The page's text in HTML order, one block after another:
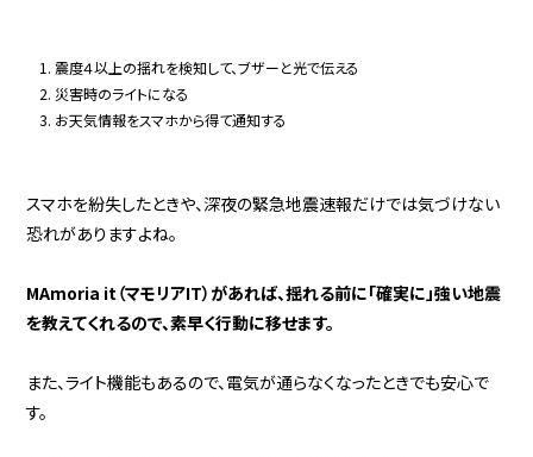
震度４以上の揺れを検知して、ブザーと光で伝える
災害時のライトになる
お天気情報をスマホから得て通知する
スマホを紛失したときや、深夜の緊急地震速報だけでは気づけない
恐れがありますよね。
MAmoria it（マモリアIT）があれば、揺れる前に「確実に」強い地震
を教えてくれるので、素早く行動に移せます。
また、ライト機能もあるので、電気が通らなくなったときでも安心で
す。